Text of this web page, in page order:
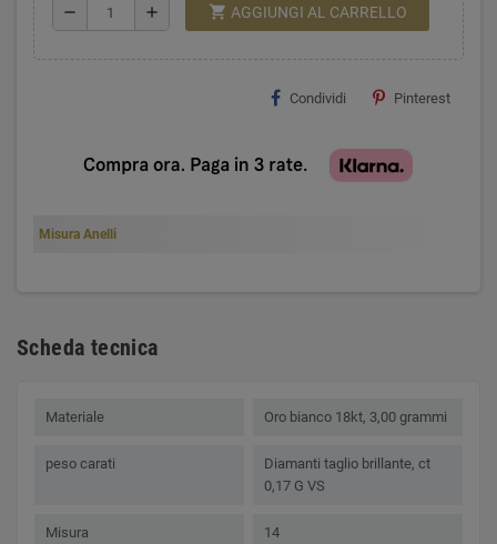
remove add shopping_cart AGGIUNGI AL CARRELLO
Condividi Pinterest
Misura Anelli
Scheda tecnica
Materiale Oro bianco 18kt, 3,00 grammi
peso carati
Diamanti taglio brillante, ct
0,17 G VS
Misura 14